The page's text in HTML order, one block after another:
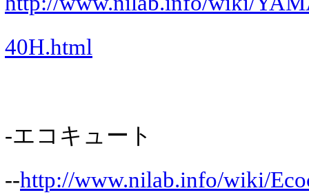
40H.html
-エコキュート
--http://www.nilab.info/wiki/